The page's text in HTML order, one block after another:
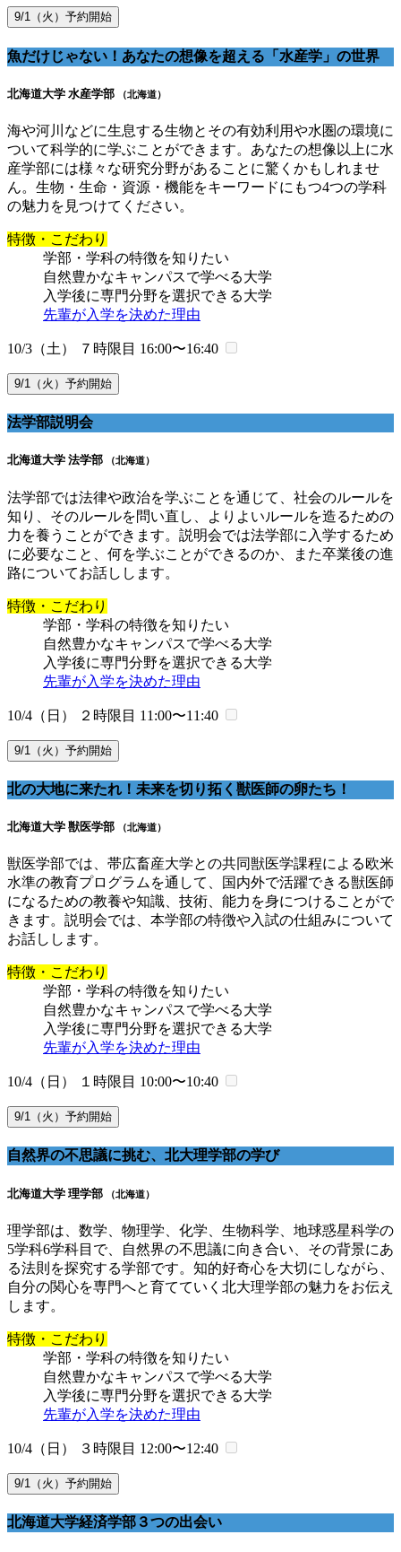
9/1（火）予約開始
魚だけじゃない！あなたの想像を超える「水産学」の世界
北海道大学 水産学部 （北海道）
海や河川などに生息する生物とその有効利用や水圏の環境に
ついて科学的に学ぶことができます。あなたの想像以上に水
産学部には様々な研究分野があることに驚くかもしれませ
ん。生物・生命・資源・機能をキーワードにもつ4つの学科
の魅力を見つけてください。
特徴・こだわり
学部・学科の特徴を知りたい
自然豊かなキャンパスで学べる大学
入学後に専門分野を選択できる大学
先輩が入学を決めた理由
10/3（土） ７時限目 16:00〜16:40
9/1（火）予約開始
法学部説明会
北海道大学 法学部 （北海道）
法学部では法律や政治を学ぶことを通じて、社会のルールを
知り、そのルールを問い直し、よりよいルールを造るための
力を養うことができます。説明会では法学部に入学するため
に必要なこと、何を学ぶことができるのか、また卒業後の進
路についてお話しします。
特徴・こだわり
学部・学科の特徴を知りたい
自然豊かなキャンパスで学べる大学
入学後に専門分野を選択できる大学
先輩が入学を決めた理由
10/4（日） ２時限目 11:00〜11:40
9/1（火）予約開始
北の大地に来たれ！未来を切り拓く獣医師の卵たち！
北海道大学 獣医学部 （北海道）
獣医学部では、帯広畜産大学との共同獣医学課程による欧米
水準の教育プログラムを通して、国内外で活躍できる獣医師
になるための教養や知識、技術、能力を身につけることがで
きます。説明会では、本学部の特徴や入試の仕組みについて
お話しします。
特徴・こだわり
学部・学科の特徴を知りたい
自然豊かなキャンパスで学べる大学
入学後に専門分野を選択できる大学
先輩が入学を決めた理由
10/4（日） １時限目 10:00〜10:40
9/1（火）予約開始
自然界の不思議に挑む、北大理学部の学び
北海道大学 理学部 （北海道）
理学部は、数学、物理学、化学、生物科学、地球惑星科学の
5学科6学科目で、自然界の不思議に向き合い、その背景にあ
る法則を探究する学部です。知的好奇心を大切にしながら、
自分の関心を専門へと育てていく北大理学部の魅力をお伝え
します。
特徴・こだわり
学部・学科の特徴を知りたい
自然豊かなキャンパスで学べる大学
入学後に専門分野を選択できる大学
先輩が入学を決めた理由
10/4（日） ３時限目 12:00〜12:40
9/1（火）予約開始
北海道大学経済学部３つの出会い